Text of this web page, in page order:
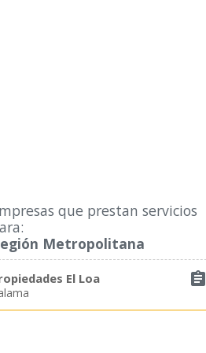
que prestan servicios
Metropolitana

El Loa